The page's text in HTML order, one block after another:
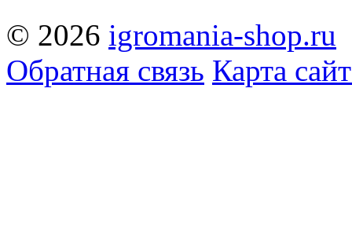
© 2026 igromania-shop.ru
Обратная связь Карта